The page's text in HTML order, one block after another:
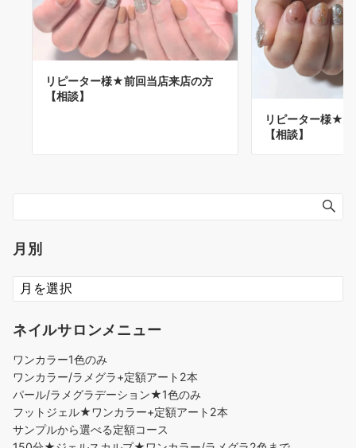
リピーター様★前回当店来店の方
【相談】
リピーター様★
【相談】
月別
ネイルサロンメニュー
ワンカラー1色のみ
ワンカラー/ラメグラ+定額アート2本
パール/ラメグラデーション★1色のみ
フットジェル★ワンカラー+定額アート2本
サンプルから選べる定額コース